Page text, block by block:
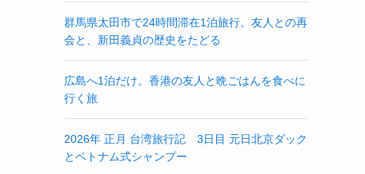
群馬県太田市で24時間滞在1泊旅行。友人との再
会と、新田義貞の歴史をたどる
広島へ1泊だけ。香港の友人と晩ごはんを食べに
行く旅
2026年 正月 台湾旅行記 3日目 元日北京ダック
とベトナム式シャンプー